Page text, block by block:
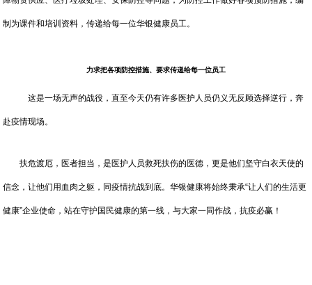
制为课件和培训资料，传递给每一位华银健康员工。
力求把各项防控措施、要求传递给每一位员工
这是一场无声的战役，直至今天仍有许多医护人员仍义无反顾选择逆行，奔
赴疫情现场。
扶危渡厄，医者担当，是医护人员救死扶伤的医德，更是他们坚守白衣天使的
信念，让他们用血肉之躯，同疫情抗战到底。华银健康将始终秉承“让人们的生活更
健康”企业使命，站在守护国民健康的第一线，与大家一同作战，抗疫必赢！